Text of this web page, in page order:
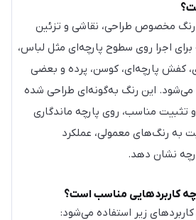
رنگ مخصوص طراحی، نقاشی و تزئین
اجرا روی سطوح پارچه‌ای مثل لباس،
کفش پارچه‌ای، کوسن، پرده و بعضی
می‌شود. این رنگ به‌گونه‌ای طراحی شده
مناسب، روی پارچه ماندگاری
به رنگ‌های معمولی، عملکرد
نشان دهد.
چه کاربردهایی مناسب است؟
زیر استفاده می‌شود: